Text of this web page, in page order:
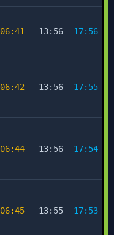
06:41 13:56 17:56
06:42 13:56 17:55
06:44 13:56 17:54
06:45 13:55 17:53